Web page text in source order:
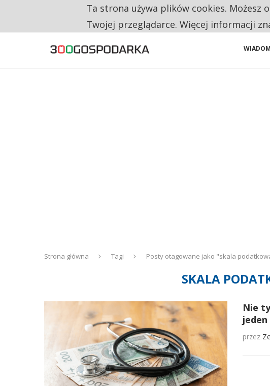
RESTRYKCJE CHIN UDERZAJĄ W EUROPEJSKI PRZEMYSŁ.
Strona główna Tagi Posty otagowane jako "skala
SKALA
Nie
jeden
przez
Ta strona używa plików cookies.
Twojej przeglądarce. Więcej informacji